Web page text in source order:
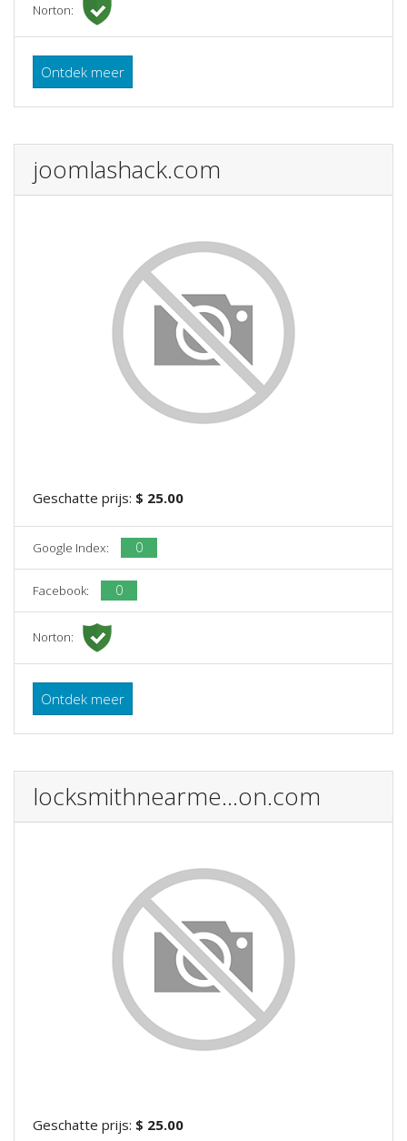
Norton:
Ontdek meer
joomlashack.com
Geschatte prijs: $ 25.00
Google Index: 0
Facebook: 0
Norton:
Ontdek meer
locksmithnearme...on.com
Geschatte prijs: $ 25.00